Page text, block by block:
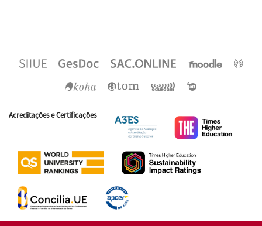
Acreditações e Certificações